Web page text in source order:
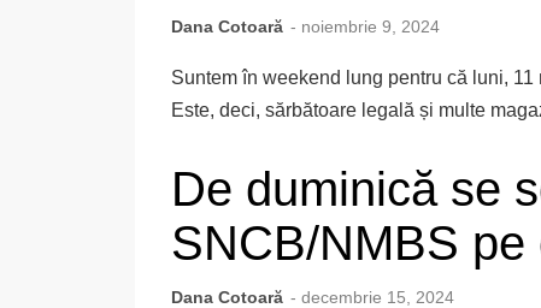
Dana Cotoară - noiembrie 9, 2024
Suntem în weekend lung pentru că luni,
Este, deci, sărbătoare legală și multe
De duminică se
SNCB/NMBS pe
Dana Cotoară - decembrie 15, 2024